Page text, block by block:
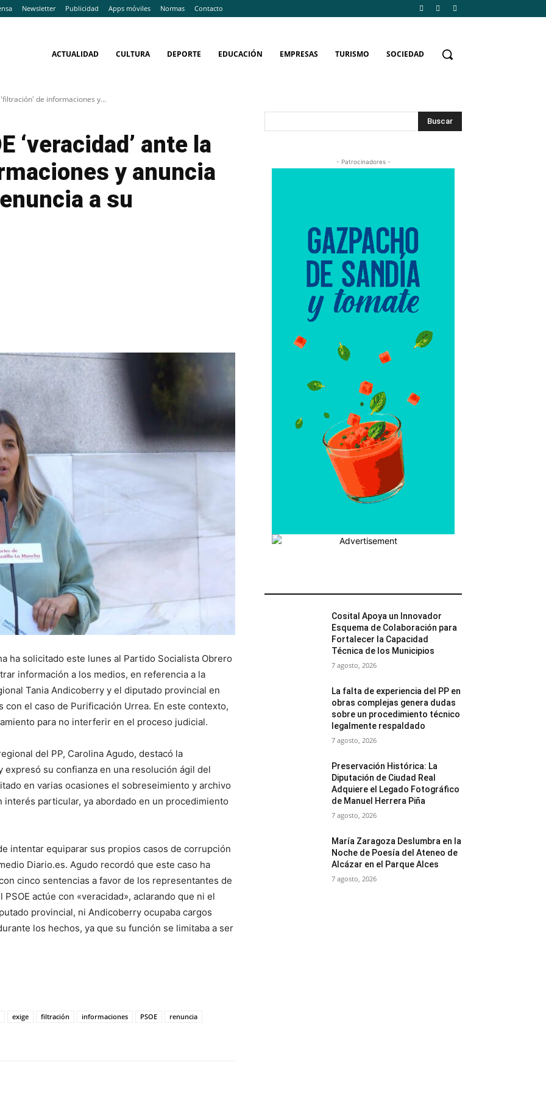
Newsletter Publicidad Apps móviles Normas Contacto
ACTUALIDAD CULTURA DEPORTE EDUCACIÓN EMPRESAS TURISMO SOCIEDAD
de informaciones y...
‘veracidad’ ante la
y anuncia
a su
ha solicitado este lunes al Partido Socialista Obrero
información a los medios, en referencia a la
Tania Andicoberry y el diputado provincial en
el caso de Purificación Urrea. En este contexto,
para no interferir en el proceso judicial.
del PP, Carolina Agudo, destacó la
su confianza en una resolución ágil del
en varias ocasiones el sobreseimiento y archivo
particular, ya abordado en un procedimiento
intentar equiparar sus propios casos de corrupción
Diario.es. Agudo recordó que este caso ha
cinco sentencias a favor de los representantes de
actúe con «veracidad», aclarando que ni el
provincial, ni Andicoberry ocupaba cargos
los hechos, ya que su función se limitaba a ser
exige filtración informaciones PSOE renuncia
Buscar
- Patrocinadores -
Cosital Apoya un Innovador
Esquema de Colaboración para
Fortalecer la Capacidad
Técnica de los Municipios
7 agosto, 2026
La falta de experiencia del PP en
obras complejas genera dudas
sobre un procedimiento técnico
legalmente respaldado
7 agosto, 2026
Preservación Histórica: La
Diputación de Ciudad Real
Adquiere el Legado Fotográfico
de Manuel Herrera Piña
7 agosto, 2026
María Zaragoza Deslumbra en la
Noche de Poesía del Ateneo de
Alcázar en el Parque Alces
7 agosto, 2026